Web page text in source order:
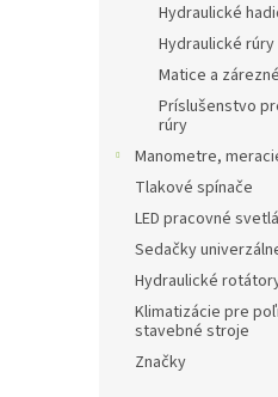
Hydraulické
Hydraulické rúry
Matice a
Príslušenstvo
rúry
Manometre,
Tlakové spínače
LED pracovné svetlá
Sedačky
Hydraulické
Klimatizácie pre
stavebné stroje
Značky